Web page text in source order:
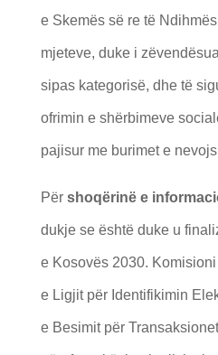
e Skemës së re të
mjeteve, duke i
sipas kategorisë, dhe të
ofrimin e shërbimeve
pajisur me burimet e
Për shoqërinë e
dukje se është duke u
e Kosovës 2030.
e Ligjit për Identifikimin
e Besimit për